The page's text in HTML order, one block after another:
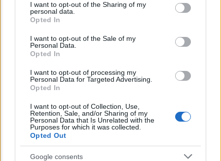
disclose it to other third parties.
Please note that this website/app uses one or more Google
services and may gather and store information including but
not limited to your visit or usage behaviour. You may click to
grant or deny consent to Google and its third-party tags to
consent section.
I want to opt-out of the Sharing of my
personal data.
Opted In
I want to opt-out of the Sale of my
Personal Data.
Opted In
I want to opt-out of processing my
Personal Data for Targeted Advertising.
Opted In
I want to opt-out of Collection, Use,
Retention, Sale, and/or Sharing of my
Personal Data that Is Unrelated with the
Purposes for which it was collected.
Opted Out
Google consents
INPS: la cassa integrazione si può chiedere
anche sotto i 35 gradi, ecco quando
Lo sapevi che...
E’ morto Vittorio Prodi, fratello di